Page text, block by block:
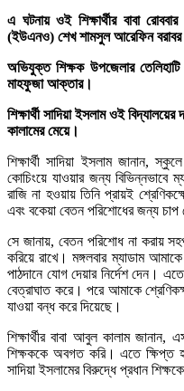
এ ঘটনায় ওই শিক্ষার্থীর বাবা রোববার
(ইউএনও) শেখ শামসুল আরেফিন বরাবর
অভিযুক্ত শিক্ষক উপজেলার তেলিহাটি
মাহফুজা আক্তার।
শিক্ষার্থী সাদিয়া ইসলাম ওই
কালামের মেয়ে।
শিক্ষার্থী সাদিয়া ইসলাম জানান,
কোচিংয়ে যাওয়ার জন্য বিভিন্নভাবে
রাজি না হওয়ায় তিনি প্রায়ই
এবং বকেয়া বেতন পরিশোধের জন্য চাপ
সে জানায়, বেতন পরিশোধ না করায়
করিয়ে রাখে। মঙ্গলবার ম্যাডাম
পাঠদানে যোগ দেয়ার নির্দেশ দেন।
বেত্রাঘাত করে। পরে আমাকে
যাওয়া বন্ধ করে দিয়েছে।
শিক্ষার্থীর বাবা আবুল কালাম জানান,
শিক্ষককে অবগত করি। এতে ক্ষিপ্ত
সাদিয়া ইসলামের বিরুদ্ধে প্রধান